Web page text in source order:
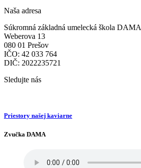
Naša adresa
Súkromná základná umelecká škola DAMA
Weberova 13
080 01 Prešov
IČO: 42 033 764
DIČ: 2022235721
Sledujte nás
Priestory našej kaviarne
Zvučka DAMA